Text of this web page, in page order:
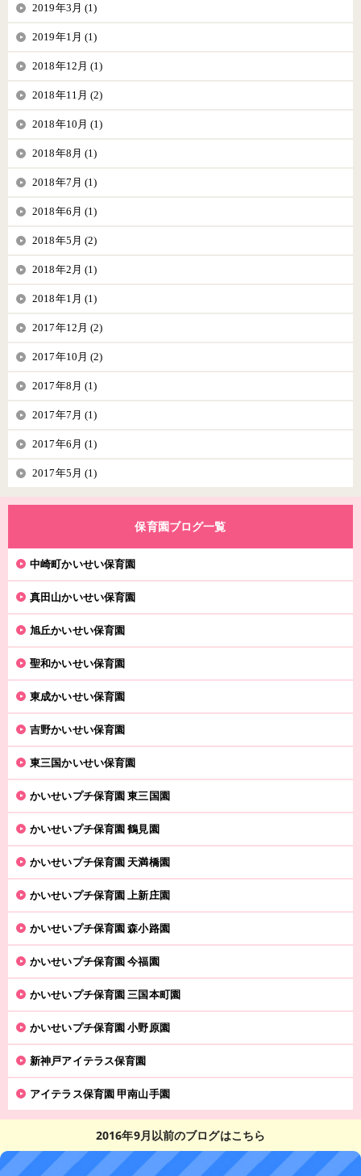
2019年3月 (1)
2019年1月 (1)
2018年12月 (1)
2018年11月 (2)
2018年10月 (1)
2018年8月 (1)
2018年7月 (1)
2018年6月 (1)
2018年5月 (2)
2018年2月 (1)
2018年1月 (1)
2017年12月 (2)
2017年10月 (2)
2017年8月 (1)
2017年7月 (1)
2017年6月 (1)
2017年5月 (1)
保育園ブログ一覧
中崎町かいせい保育園
真田山かいせい保育園
旭丘かいせい保育園
聖和かいせい保育園
東成かいせい保育園
吉野かいせい保育園
東三国かいせい保育園
かいせいプチ保育園 東三国園
かいせいプチ保育園 鶴見園
かいせいプチ保育園 天満橋園
かいせいプチ保育園 上新庄園
かいせいプチ保育園 森小路園
かいせいプチ保育園 今福園
かいせいプチ保育園 三国本町園
かいせいプチ保育園 小野原園
新神戸アイテラス保育園
アイテラス保育園 甲南山手園
2016年9月以前のブログはこちら